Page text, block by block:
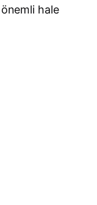
hale